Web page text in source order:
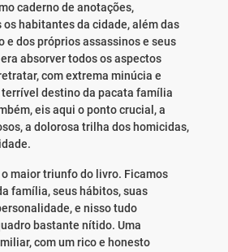
caderno de anotações,
habitantes da cidade, além das
e dos próprios assassinos e seus
absorver todos os aspectos
com extrema minúcia e
terrível destino da pacata família
eis aqui o ponto crucial, a
a dolorosa trilha dos homicidas,
maior triunfo do livro. Ficamos
família, seus hábitos, suas
e nisso tudo
bastante nítido. Uma
com um rico e honesto